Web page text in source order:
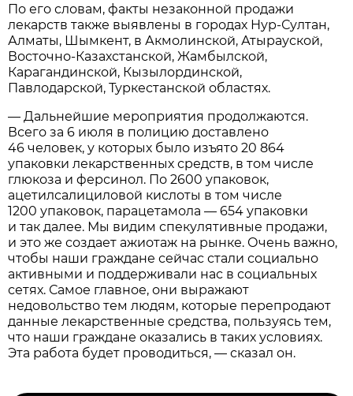
По его словам, факты незаконной продажи
лекарств также выявлены в городах Нур-Султан,
Алматы, Шымкент, в Акмолинской, Атырауской,
Восточно-Казахстанской, Жамбылской,
Карагандинской, Кызылординской,
Павлодарской, Туркестанской областях.
— Дальнейшие мероприятия продолжаются.
Всего за 6 июля в полицию доставлено
46 человек, у которых было изъято 20 864
упаковки лекарственных средств, в том числе
глюкоза и ферсинол. По 2600 упаковок,
ацетилсалициловой кислоты в том числе
1200 упаковок, парацетамола — 654 упаковки
и так далее. Мы видим спекулятивные продажи,
и это же создает ажиотаж на рынке. Очень важно,
чтобы наши граждане сейчас стали социально
активными и поддерживали нас в социальных
сетях. Самое главное, они выражают
недовольство тем людям, которые перепродают
данные лекарственные средства, пользуясь тем,
что наши граждане оказались в таких условиях.
Эта работа будет проводиться, — сказал он.